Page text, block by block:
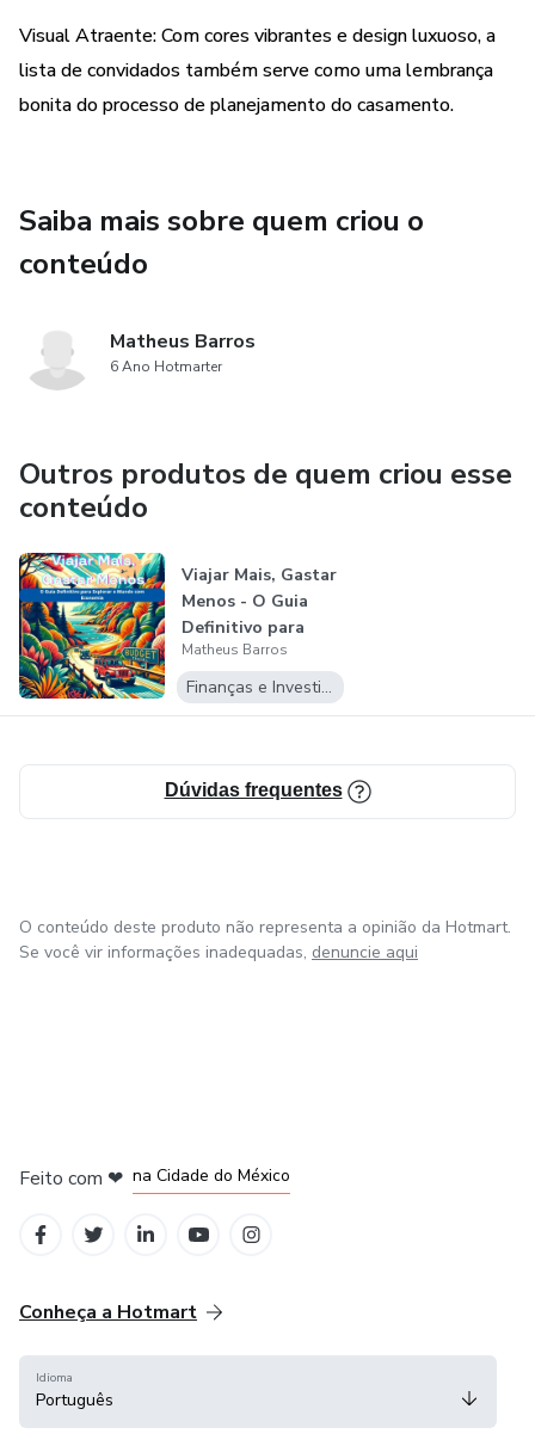
Visual Atraente: Com cores vibrantes e design luxuoso, a
lista de convidados também serve como uma lembrança
bonita do processo de planejamento do casamento.
Saiba mais sobre quem criou o
conteúdo
Matheus Barros
6 Ano Hotmarter
Outros produtos de quem criou esse
conteúdo
Viajar Mais, Gastar
Menos - O Guia
Definitivo para
Explorar...
Matheus Barros
Finanças e Investimentos
Dúvidas frequentes
O conteúdo deste produto não representa a opinião da Hotmart.
Se você vir informações inadequadas, denuncie aqui
Feito com ❤ na Cidade do México
Conheça a Hotmart
Idioma
Português